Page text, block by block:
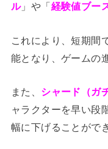
ル」や「経験値ブー
これにより、短期間
能となり、ゲームの
また、 シャード（ガ
ャラクターを早い段
幅に下げることがで